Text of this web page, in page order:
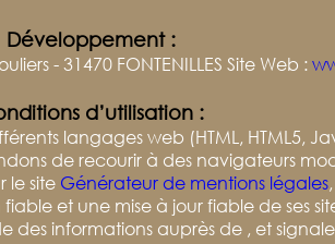
Développement:
- 31470 FONTENILLES Site Web :
d’utilisation :
langages web (HTML, HTML5,
de recourir à des navigateurs
le site Générateur de mentions légales
et une mise à jour fiable de ses
informations auprès de , et